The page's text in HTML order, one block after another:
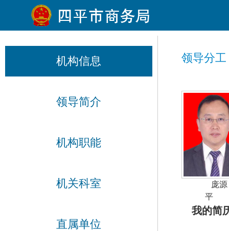
机构信息
领导简介
机构职能
机关科室
直属单位
领导分工
庞源
平
我的简